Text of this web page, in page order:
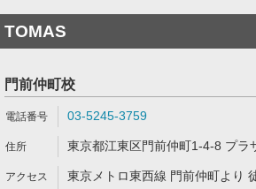
TOMAS
門前仲町校
03-5245-3759
東京都江東区門前仲町1-4-8 プラ
東京メトロ東西線 門前仲町より